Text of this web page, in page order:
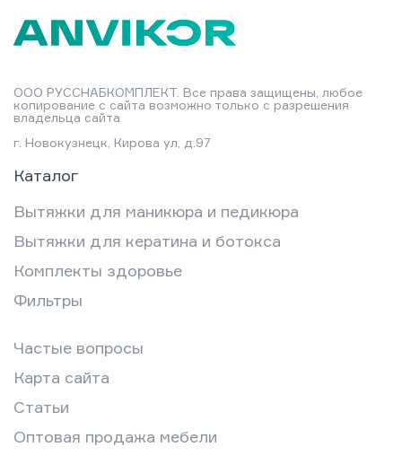
ООО РУССНАБКОМПЛЕКТ. Все права защищены, любое
копирование с сайта возможно только с разрешения
владельца сайта
г. Новокузнецк, Кирова ул, д.97
Каталог
Вытяжки для маникюра и педикюра
Вытяжки для кератина и ботокса
Комплекты здоровье
Фильтры
Частые вопросы
Карта сайта
Статьи
Оптовая продажа мебели